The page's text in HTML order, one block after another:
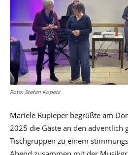
Foto: Stefan Kopetz
Mariele Rupieper begrüßte am
2025 die Gäste an den adventlich
Tischgruppen zu einem